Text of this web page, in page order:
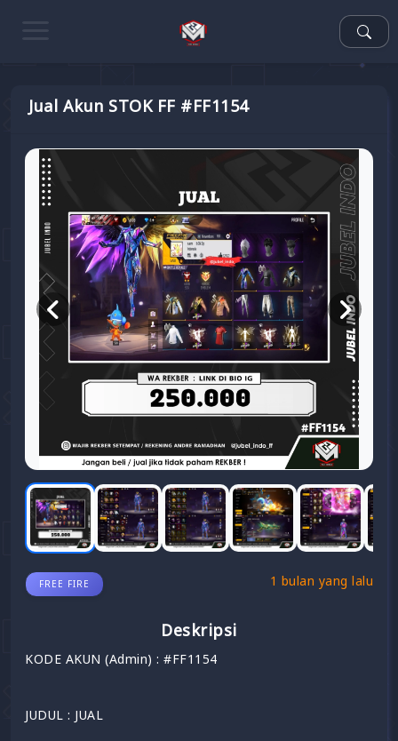
Jual Akun STOK FF #FF1154
FREE FIRE 1 bulan yang lalu
Deskripsi
KODE AKUN (Admin) : #FF1154
JUDUL : JUAL